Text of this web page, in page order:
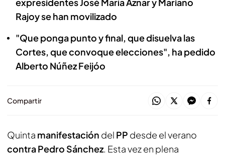
Rajoy se han movilizado
"Que ponga punto y final, que disuelva las
Cortes, que convoque elecciones", ha pedido
Alberto Núñez Feijóo
Compartir
Quinta manifestación del PP desde el verano
contra Pedro Sánchez. Esta vez en plena